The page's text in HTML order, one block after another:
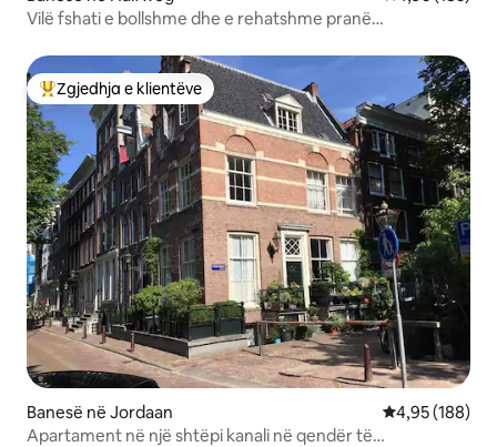
Vilë fshati e bollshme dhe e rehatshme pranë
Më të mirat e zgjedhjeve të klientëve
Zgjedhja e klientëve
Banesë në Jordaan Vlerësimi
4,95 (188)
Apartament në një shtëpi kanali në qendër të